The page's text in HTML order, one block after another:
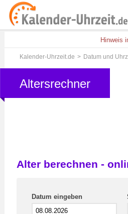
Hinweis
Kalender-Uhrzeit.de Datum und
Altersrechner
Alter berechnen -
Datum eingeben